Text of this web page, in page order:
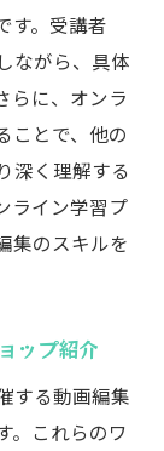
し市での
用法
探し方
ニック
ントとコ
応方法
体験と教
す。受講者
ながら、具体
らに、オンラ
ことで、他の
深く理解する
ライン学習プ
集のスキルを
ップ紹介
する動画編集
。これらのワ